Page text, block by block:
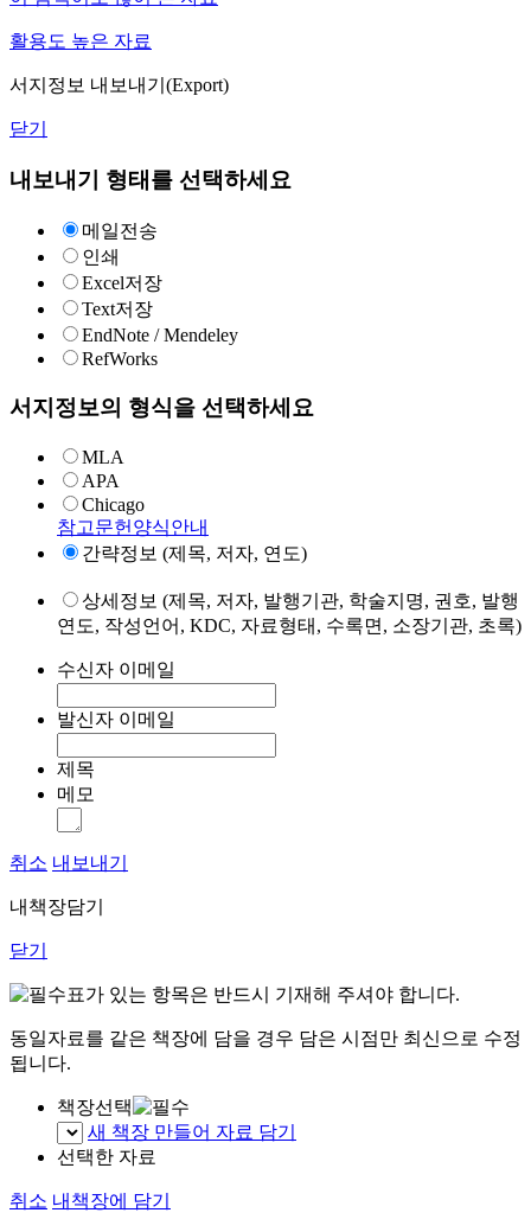
활용도 높은 자료
서지정보 내보내기(Export)
닫기
내보내기 형태를 선택하세요
메일전송
인쇄
Excel저장
Text저장
EndNote / Mendeley
RefWorks
서지정보의 형식을 선택하세요
MLA
APA
Chicago
참고문헌양식안내
간략정보 (제목, 저자, 연도)
상세정보 (제목, 저자, 발행기관, 학술지명, 권호, 발행
연도, 작성언어, KDC, 자료형태, 수록면, 소장기관, 초록)
수신자 이메일
발신자 이메일
제목
메모
취소 내보내기
내책장담기
닫기
표가 있는 항목은 반드시 기재해 주셔야 합니다.
동일자료를 같은 책장에 담을 경우 담은 시점만 최신으로 수정
됩니다.
책장선택
새 책장 만들어 자료 담기
선택한 자료
취소 내책장에 담기